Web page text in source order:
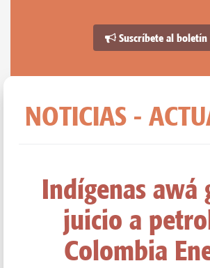
Suscríbete al boletín
NOTICIAS -
Indígenas awá
juicio a
Colombia